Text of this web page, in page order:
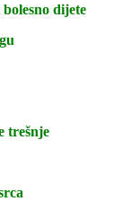
dijete
trešnje